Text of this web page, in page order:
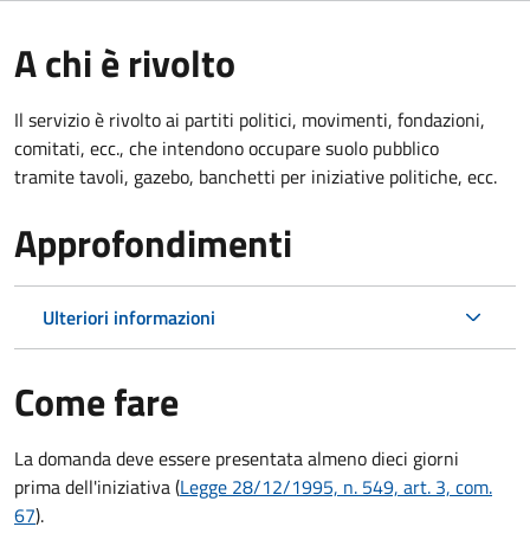
A chi è rivolto
Il servizio è rivolto ai partiti politici, movimenti, fondazioni,
comitati, ecc., che intendono occupare suolo pubblico
tramite tavoli, gazebo, banchetti per iniziative politiche, ecc.
Approfondimenti
Ulteriori informazioni
Come fare
La domanda deve essere presentataalmeno dieci giorni
primadell'iniziativa (Legge 28/12/1995, n. 549, art. 3, com.
67).